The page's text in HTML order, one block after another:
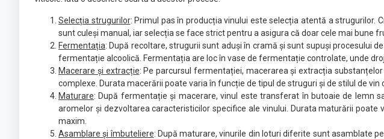
Selecția strugurilor: Primul pas în producția vinului este selecția atentă a strugurilor.
sunt culeși manual, iar selecția se face strict pentru a asigura că doar cele mai bune
Fermentația: După recoltare, strugurii sunt aduși în cramă și sunt supuși procesului
fermentație alcoolică. Fermentația are loc în vase de fermentație controlate, unde
Macerare și extracție: Pe parcursul fermentației, macerarea și extracția
complexe. Durata macerării poate varia în funcție de tipul de struguri și de stilul de vin
Maturare: După fermentație și macerare, vinul este transferat în butoaie de lemn
aromelor și dezvoltarea caracteristicilor specifice ale vinului. Durata maturării
maxim.
Asamblare și îmbuteliere: După maturare, vinurile din loturi diferite sunt asamblate